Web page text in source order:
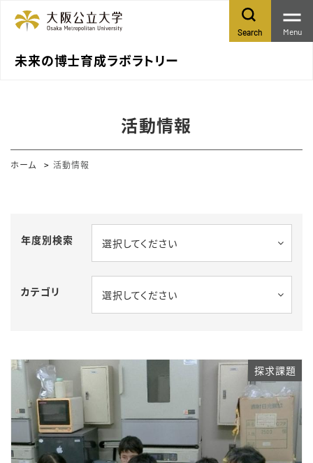
未来の博士育成ラボラトリー
Search Menu
活動情報
ホーム 活動情報
年度別検索 選択してください
カテゴリ 選択してください
探求課題